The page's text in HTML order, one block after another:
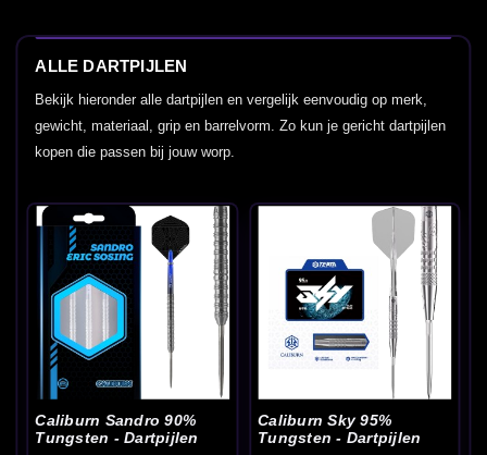
ALLE DARTPIJLEN
Bekijk hieronder alle dartpijlen en vergelijk eenvoudig op merk,
gewicht, materiaal, grip en barrelvorm. Zo kun je gericht dartpijlen
kopen die passen bij jouw worp.
Caliburn Sandro 90%
Tungsten - Dartpijlen
Caliburn Sky 95%
Tungsten - Dartpijlen